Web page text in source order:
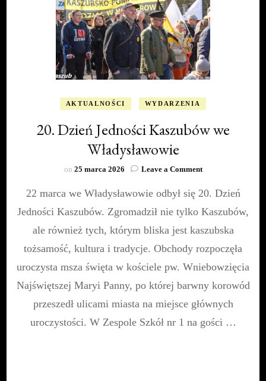
AKTUALNOŚCI WYDARZENIA
20. Dzień Jedności Kaszubów we
Władysławowie
on 25 marca 2026 Leave a Commenton
Dzień
Kaszubów
we
22 marca we Władysławowie odbył się 20. Dzień
Jedności Kaszubów. Zgromadził nie tylko Kaszubów,
ale również tych, którym bliska jest kaszubska
tożsamość, kultura i tradycje. Obchody rozpoczęła
uroczysta msza święta w kościele pw. Wniebowzięcia
Najświętszej Maryi Panny, po której barwny korowód
przeszedł ulicami miasta na miejsce głównych
uroczystości. W Zespole Szkół nr 1 na gości …